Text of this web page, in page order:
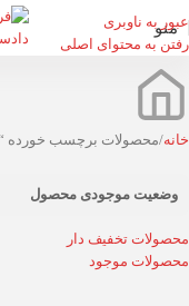
عبور به ناوبری
رفتن به محتوای اصلی
منو
خانه محصولات برچسب خورده
وضعیت موجودی محصول
محصولات تخفیف دار
محصولات موجود